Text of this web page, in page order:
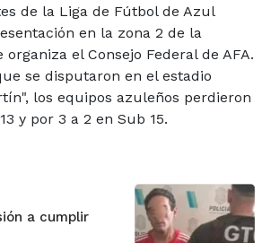
de la Liga de Fútbol de Azul
en la zona 2 de la
el Consejo Federal de AFA.
se disputaron en el estadio
los equipos azuleños perdieron
y por 3 a 2 en Sub 15.
a cumplir